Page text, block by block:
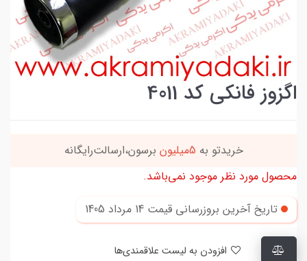
اگزوز فانکی کد 4011
خریدتو به 5میلیون
برسون،ارسالت‌رایگانه
محصول مورد نظر موجود نمی‌باشد.
تاریخ آخرین بروزرسانی قیمت 14 مرداد 1405